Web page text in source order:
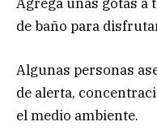
de baño para
Algunas personas
de alerta,
el medio ambiente.